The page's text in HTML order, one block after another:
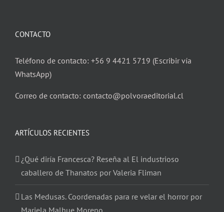
CONTACTO
Teléfono de contacto: +56 9 4421 5719 (Escribir vía
WhatsApp)
Correo de contacto: contacto@polvoraeditorial.cl
ARTÍCULOS RECIENTES
¿Qué diría Francesca? Reseña al El industrioso
caballero de Thanatos por Valeria Fliman
Las Medusas. Coordenadas para re velar el horror por
Mariela Malhue Moreno